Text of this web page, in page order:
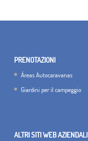
PRENOTAZIONI
Áreas Autocaravanas
Giardini per il campeggio
ALTRI SITI WEB AZIENDALI